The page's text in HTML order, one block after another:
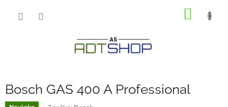
Bosch GAS 400 A Professional